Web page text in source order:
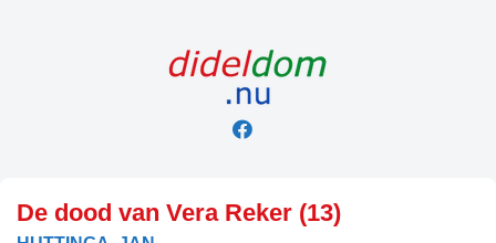
De dood van Vera Reker (13)